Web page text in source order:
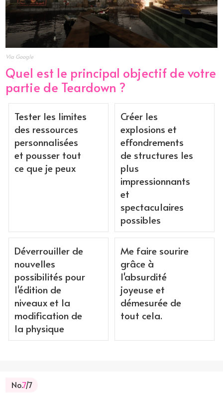
Via Google
Quel est le principal objectif de votre
partie de Teardown ?
Tester les limites
des ressources
personnalisées
et pousser tout
ce que je peux
Créer les
explosions et
effondrements
de structures les
plus
impressionnants
et
spectaculaires
possibles
Déverrouiller de
nouvelles
possibilités pour
l'édition de
niveaux et la
modification de
la physique
Me faire sourire
grâce à
l'absurdité
joyeuse et
démesurée de
tout cela.
No.7/7